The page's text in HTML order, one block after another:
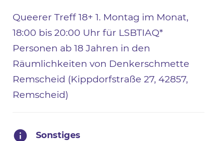
Queerer Treff 18+ 1. Montag im Monat,
18:00 bis 20:00 Uhr für LSBTIAQ*
Personen ab 18 Jahren in den
Räumlichkeiten von Denkerschmette
Remscheid (Kippdorfstraße 27, 42857,
Remscheid)
Sonstiges